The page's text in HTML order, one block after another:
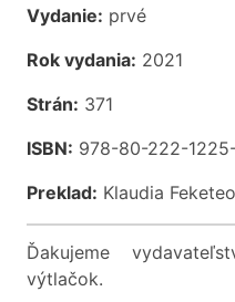
Vydanie: prvé
Rok vydania: 2021
Strán: 371
ISBN: 978-80-222-
Preklad: Klaudia
Ďakujeme
výtlačok.